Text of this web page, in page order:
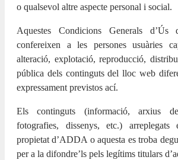
o qualsevol altre aspecte personal i social.
Aquestes Condicions Generals
confereixen a les persones usuàries
alteració, explotació, reproducció,
pública dels continguts del lloc web
expressament previstos ací.
Els continguts (informació, arxius
fotografies, dissenys, etc.)
propietat d’ADDA o aquesta es troba
per a la difondre’ls pels legítims titulars